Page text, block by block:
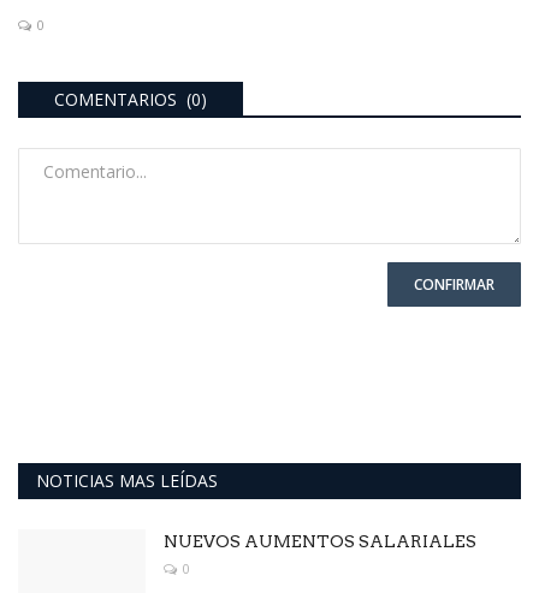
0
COMENTARIOS (0)
CONFIRMAR
NOTICIAS MAS LEÍDAS
NUEVOS AUMENTOS SALARIALES
0